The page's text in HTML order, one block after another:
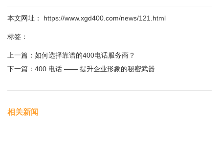
本文网址： https://www.xgd400.com/news/121.html
标签：
上一篇： 如何选择靠谱的400电话服务商？
下一篇： 400 电话 —— 提升企业形象的秘密武器
相关新闻